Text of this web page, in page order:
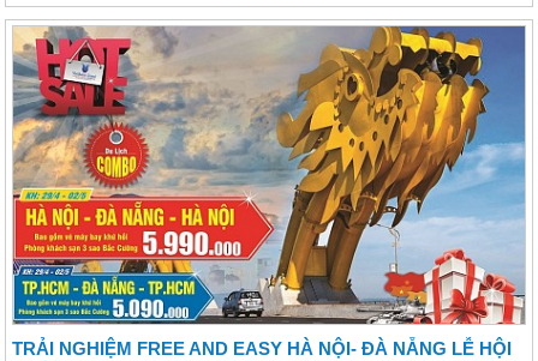
Hà Nội sẽ đưa Lữ khách đến với những điểm tham quan, chương trình
vô cùng nổi tiếng của thành phố biển xinh đẹp Đà Nẵng như: khu thăm
quan Bà Nà, suối khoáng nóng Thần Tài, bãi biển Mỹ Khê, khu vui chơi
giải trí trong nhà Fantasy Park lớn nhất châu Á, Non Nước - Ngũ Hành
Sơn,... Đà Nẵng còn được thiên nhiên ưu đãi ban tặng cho rất nhiều
những thắng cảnh đẹp mê hồn khách thăm quan như đèo Hải Vân, rừng
nguyên sinh ở bán đảo Sơn Trà và chùa Linh Ứng,... Tất cả những địa
điểm đẹp tuyệt mĩ này sẽ đưa Lữ khách đến với những trải nghiệm
không thể nào quên!
ĐIỂM NỔI BẬT TRONG CHƯƠNG TRÌNH CỦA VIETSENSE
✔️ Ghé thăm làng nghề điêu khắc đá Non Nước có hàng trăm
năm tuổi
✔️ Chinh phục núiNgũ Hành Sơn
✔️ Viếng các ngôi chùa cổ trăm năm nhưchùa Linh Ứng Ngũ
Hành Sơn, chùa Tam Thai.
✔️ Thưởng thức cácđặc sản tại Hội An
✔️ Tham quanphố cổ Hội Anvề đêm, mua sắm các món đồ kỷ
niệm
✔️ Ghé thămChùa Cầu Nhật Bản Hội Quán, khu phố đêm
TRẢI NGHIỆM FREE AND EASY HÀ NỘI- ĐÀ NẴNG LỄ HỘI